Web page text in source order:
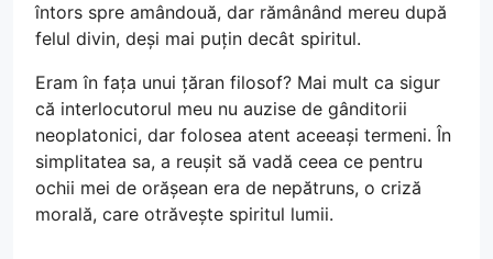
întors spre amândouă, dar rămânând mereu după
felul divin, deși mai puțin decât spiritul.
Eram în fața unui țăran filosof? Mai mult ca sigur
că interlocutorul meu nu auzise de gânditorii
neoplatonici, dar folosea atent aceeași termeni. În
simplitatea sa, a reușit să vadă ceea ce pentru
ochii mei de orășean era de nepătruns, o criză
morală, care otrăvește spiritul lumii.